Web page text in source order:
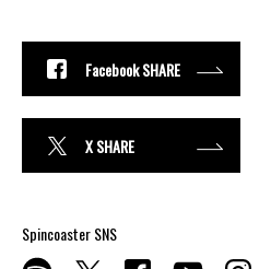
Facebook SHARE
X SHARE
Spincoaster SNS